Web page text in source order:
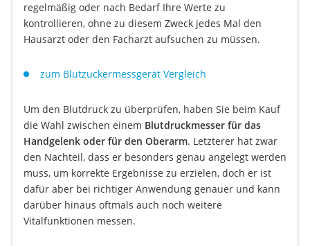
regelmäßig oder nach Bedarf Ihre Werte zu
kontrollieren, ohne zu diesem Zweck jedes Mal den
Hausarzt oder den Facharzt aufsuchen zu müssen.
zum Blutzuckermessgerät Vergleich
Um den Blutdruck zu überprüfen, haben Sie beim Kauf
die Wahl zwischen einem Blutdruckmesser für das
Handgelenk oder für den Oberarm. Letzterer hat zwar
den Nachteil, dass er besonders genau angelegt werden
muss, um korrekte Ergebnisse zu erzielen, doch er ist
dafür aber bei richtiger Anwendung genauer und kann
darüber hinaus oftmals auch noch weitere
Vitalfunktionen messen.